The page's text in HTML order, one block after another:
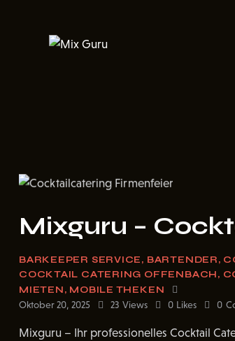
Mixguru –
BARKEEPER SERVICE, BARTENDER,
COCKTAIL CATERING OFFENBACH,
MIETEN, MOBILE THEKEN
Oktober 20, 2025
23 Views 0 Likes 0
Mixguru – Ihr professionelles Cocktail